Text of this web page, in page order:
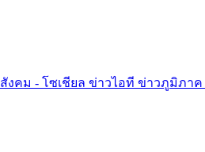
งคม - โซเชียล ข่าวไอที ข่าวภูมิภาค